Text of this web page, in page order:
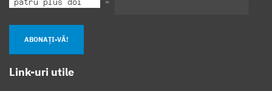
ABONAȚI-VĂ!
Link-uri utile